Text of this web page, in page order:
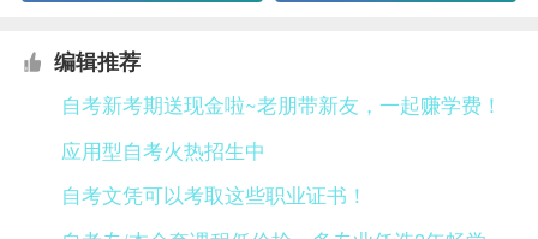
编辑推荐
自考新考期送现金啦~老朋带新友，一起赚学费！
应用型自考火热招生中
自考文凭可以考取这些职业证书！